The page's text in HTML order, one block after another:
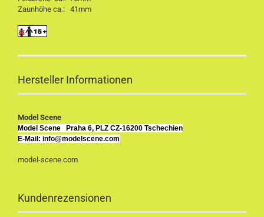
Zaunhöhe ca.: 41mm
Hersteller Informationen
Model Scene
Model Scene
Praha 6, PLZ CZ-16200 Tschechien
E-Mail: info@modelscene.com
model-scene.com
Kundenrezensionen